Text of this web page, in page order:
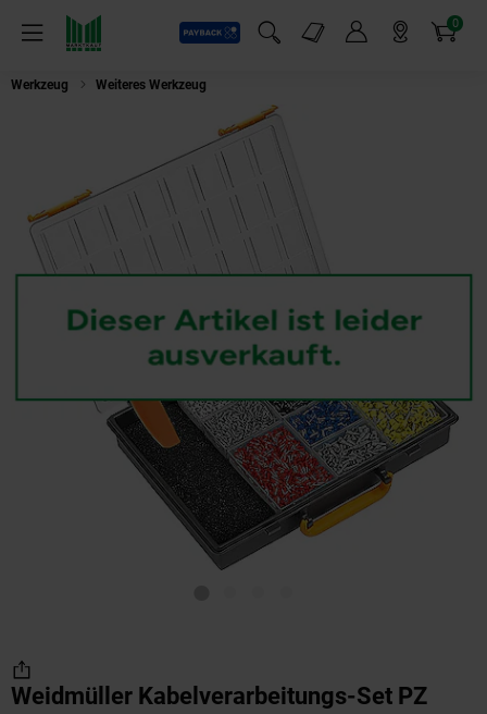
Menü
Payback
Suchfeld einblenden
Markt-Angebote 0
Artikel
Werkzeug Weiteres Werkzeug
Weidmüller Kabelverarbeitungs-Set PZ